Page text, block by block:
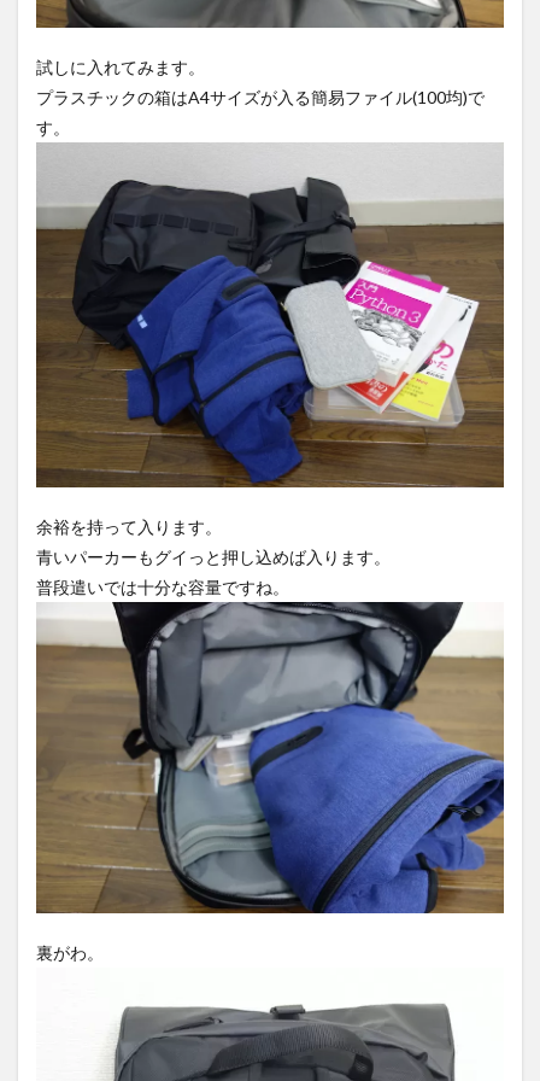
試しに入れてみます。
プラスチックの箱はA4サイズが入る簡易ファイル(100均)で
す。
余裕を持って入ります。
青いパーカーもグイっと押し込めば入ります。
普段遣いでは十分な容量ですね。
裏がわ。